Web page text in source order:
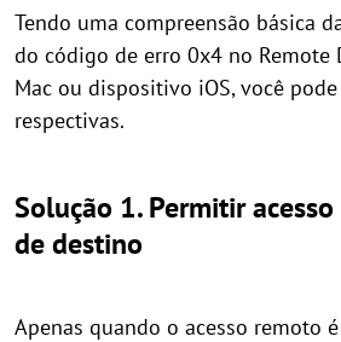
Tendo uma compreensão básica
do código de erro 0x4 no Remote
Mac ou dispositivo iOS, você
respectivas.
Solução 1. Permitir
de destino
Apenas quando o acesso remoto